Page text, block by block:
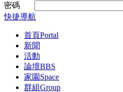
密碼
快捷導航
首頁Portal
新聞
活動
論壇BBS
家園 Space
群組Group